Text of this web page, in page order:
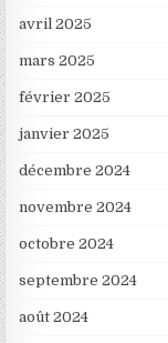
avril 2025
mars 2025
février 2025
janvier 2025
décembre 2024
novembre 2024
octobre 2024
septembre 2024
août 2024